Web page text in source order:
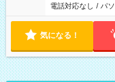
電話対応なし / パ
気になる！